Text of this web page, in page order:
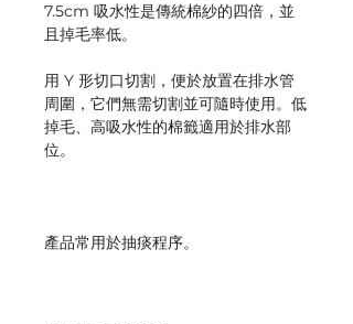
7.5cm 吸水性是傳統棉紗的四倍，並
且掉毛率低。
用 Y 形切口切割，便於放置在排水管
周圍，它們無需切割並可隨時使用。低
掉毛、高吸水性的棉籤適用於排水部
位。
產品常用於抽痰程序。